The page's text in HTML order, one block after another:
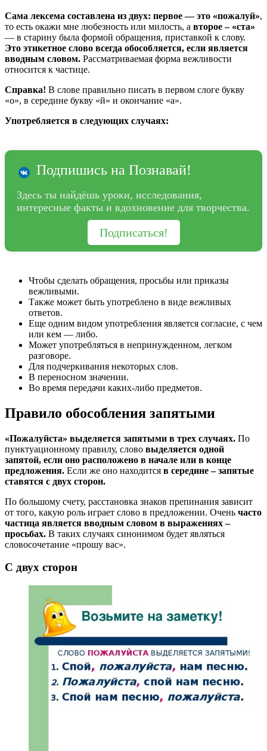
Сама лексема составлена из двух: первое — это «пожалуй»,
то есть окажи мне любезность или милость, а второе – «ста»
— в старину была формой обращения, приставкой к слову.
Это этикетное слово всегда обособляется, если является
вводным словом. Рассматриваемая форма вежливости
относится к частице.
Справка! В слове правильно писать в первом слоге букву
«о», в середине букву «й» и окончание «а».
Употребляется в следующих случаях:
Подпишись на Познавай!
Здесь ты найдёшь уроки, исследования,
интересные факты и вдохновение для творчества.
Подписаться!
Чтобы сделать обращения, просьбы или приказы
вежливыми.
Также может быть употреблено в виде вежливых
ответов.
Еще одним видом употребления является согласие, с чем
или кем — либо.
Может употребляться в непринужденном, легком
разговоре.
Для подчеркивания некоторых слов.
В переносном значении.
Во время передачи каких-либо предметов.
Правило обособления запятыми
«Пожалуйста» выделяется запятыми в трех случаях. По
пунктуационному правилу, слово выделяется одной
запятой, если оно расположено в начале или в конце
предложения. Если же оно находится в середине – запятые
ставятся с двух сторон.
По большому счету, расстановка знаков препинания зависит
от того, какую роль играет слово в предложении. Очень часто
частица является вводным словом в выражениях –
просьбах. В таких случаях синонимом будет являться
словосочетание «прошу вас».
C двух сторон